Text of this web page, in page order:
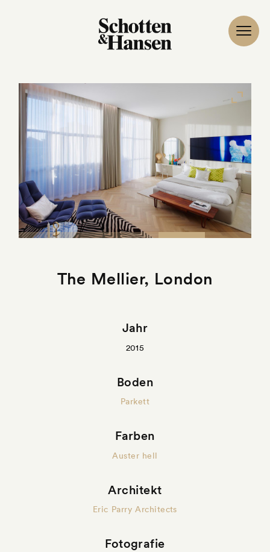
The Mellier, London
Jahr
2015
Boden
Parkett
Farben
Auster hell
Architekt
Eric Parry Architects
Fotografie